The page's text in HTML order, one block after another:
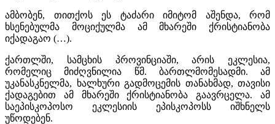
ამბობენ, თითქოს ეს ტაძარი იმიტომ აშენდა, რომ
ხსენებულმა მოციქულმა ამ მხარეში ქრისტიანობა
იქადაგაო (…).
ქართლში, სამცხის პროვინციაში, არის ეკლესია,
რომელიც მიძღვნილია წმ. ბართლმომესადმი. ამ
უკანასკნელმა, ხალხური გადმოცემის თანახმად, თავისი
ქადაგებით ამ მხარეში ქრისტიანობა გაავრცელა. ამ
საეპისკოპოსო ეკლესიის ეპისკოპოსს იშხნელს
უწოდებენ.